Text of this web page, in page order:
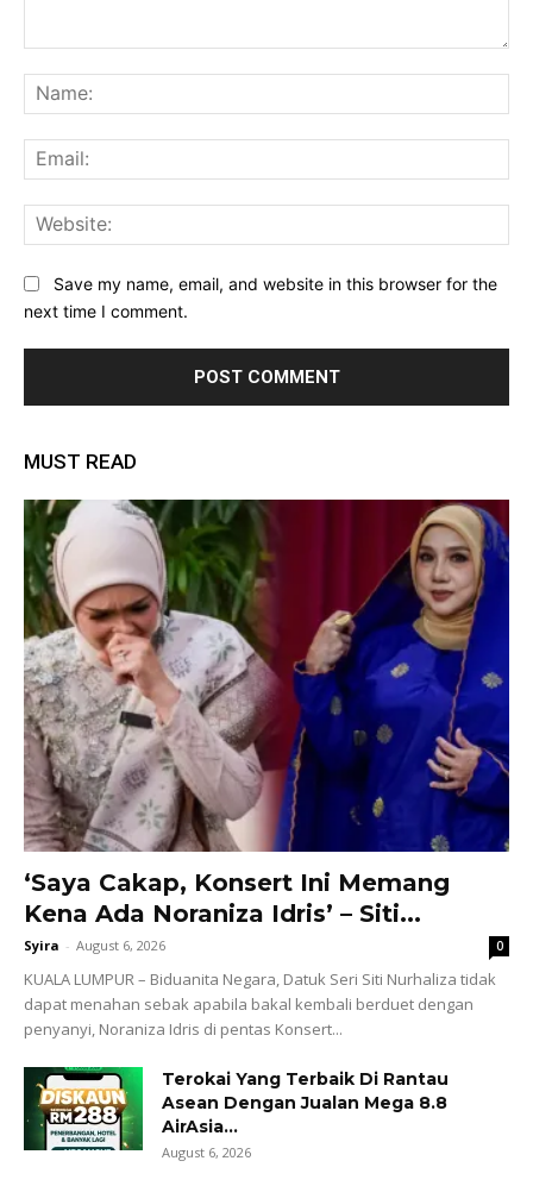
Save my name, email, and website in this browser for the
next time I comment.
MUST READ
‘Saya Cakap, Konsert Ini Memang
Kena Ada Noraniza Idris’ – Siti...
Syira - August 6, 2026 0
KUALA LUMPUR – Biduanita Negara, Datuk Seri Siti Nurhaliza tidak
dapat menahan sebak apabila bakal kembali berduet dengan
penyanyi, Noraniza Idris di pentas Konsert...
Terokai Yang Terbaik Di Rantau
Asean Dengan Jualan Mega 8.8
AirAsia...
August 6, 2026